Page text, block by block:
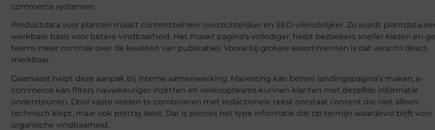
commerce systemen.
Productdata voor planten maakt contentbeheer overzichtelijker en SEO-vriendelijker. Zo wordt plantdata
werkbare basis voor betere vindbaarheid. Het maakt pagina’s vollediger, helpt bezoekers sneller kiezen en
teams meer controle over de kwaliteit van publicaties. Vooral bij grotere assortimenten is dat verschil direct
merkbaar.
Daarnaast helpt deze aanpak bij interne samenwerking. Marketing kan betere landingspagina’s maken, e-
commerce kan filters nauwkeuriger inzetten en verkoopteams kunnen klanten met dezelfde informatie
ondersteunen. Door vaste velden te combineren met redactionele tekst ontstaat content die niet alleen
technisch klopt, maar ook prettig leest. Dat is precies het type informatie dat op termijn waardevol blijft voor
organische vindbaarheid.